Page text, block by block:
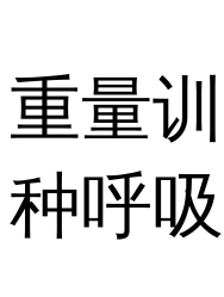
重量
种呼